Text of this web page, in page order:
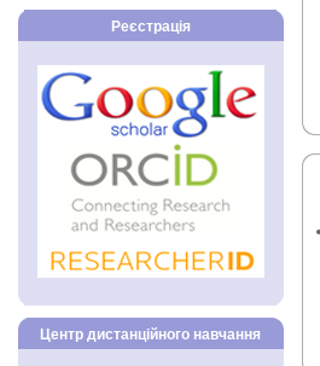
Реєстрація
Центр дистанційного навчання